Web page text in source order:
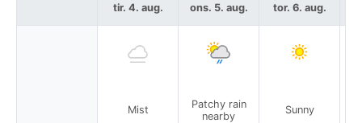
tir. 4. aug.
Mist
ons. 5. aug.
Patchy rain
nearby
tor. 6. aug.
Sunny